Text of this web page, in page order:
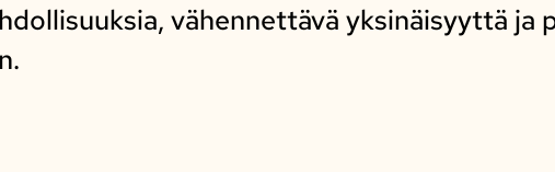
vähennettävä yksinäisyyttä ja